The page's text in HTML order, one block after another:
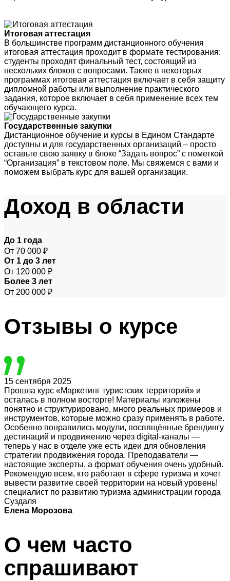
Итоговая аттестация
В большинстве программ дистанционного обучения
итоговая аттестация проходит в формате тестирования:
студенты проходят финальный тест, состоящий из
нескольких блоков с вопросами. Также в некоторых
программах итоговая аттестация включает в себя защиту
дипломной работы или выполнение практического
задания, которое включает в себя применение всех тем
обучающего курса.
Государственные закупки
Дистанционное обучение и курсы в Едином Стандарте
доступны и для государственных организаций – просто
оставьте свою заявку в блоке “Задать вопрос” с пометкой
“Организация” в текстовом поле. Мы свяжемся с вами и
поможем выбрать курс для вашей организации.
Доход в области
До 1 года
От 70 000 ₽
От 1 до 3 лет
От 120 000 ₽
Более 3 лет
От 200 000 ₽
Отзывы о курсе
15 сентября 2025
Прошла курс «Маркетинг туристских территорий» и
осталась в полном восторге! Материалы изложены
понятно и структурировано, много реальных примеров и
инструментов, которые можно сразу применять в работе.
Особенно понравились модули, посвящённые брендингу
дестинаций и продвижению через digital-каналы —
теперь у нас в отделе уже есть идеи для обновления
стратегии продвижения города. Преподаватели —
настоящие эксперты, а формат обучения очень удобный.
Рекомендую всем, кто работает в сфере туризма и хочет
вывести развитие своей территории на новый уровень!
специалист по развитию туризма администрации города
Суздаля
Елена Морозова
О чем часто
спрашивают